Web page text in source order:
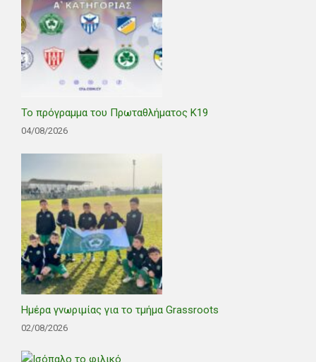
Το πρόγραμμα του Πρωταθλήματος Κ19
04/08/2026
Ημέρα γνωριμίας για το τμήμα Grassroots
02/08/2026